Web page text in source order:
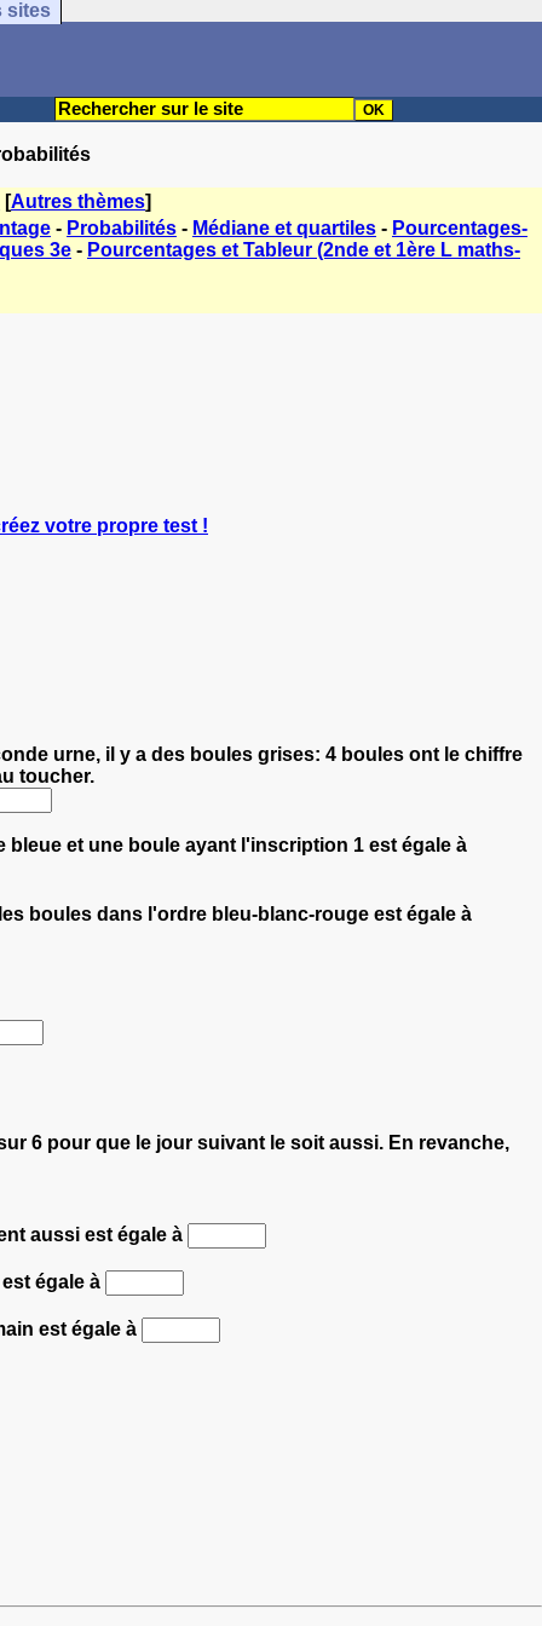
sites
[Autres thèmes]
- Probabilités - Médiane et quartiles - Pourcentages-
3e - Pourcentages et Tableur (2nde et 1ère L maths-
votre propre test !
urne, il y a des boules grises: 4 boules ont le chiffre
toucher.
et une boule ayant l'inscription 1 est égale à
boules dans l'ordre bleu-blanc-rouge est égale à
6 pour que le jour suivant le soit aussi. En revanche,
aussi est égale à
égale à
est égale à